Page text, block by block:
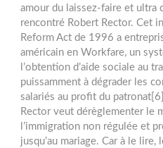
amour du laissez-faire et ultra
rencontré Robert Rector. Cet
Reform Act de 1996 a
américain en Workfare, un
l’obtention d’aide sociale au
puissamment à dégrader les
salariés au profit du
Rector veut dérèglementer le
l’immigration non régulée et
jusqu’au mariage. Car à le